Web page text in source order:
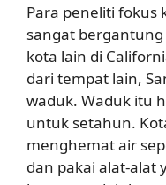
Para peneliti fokus
sangat
kota lain di
dari tempat lain,
waduk. Waduk itu
untuk setahun.
menghemat air
dan pakai alat-alat